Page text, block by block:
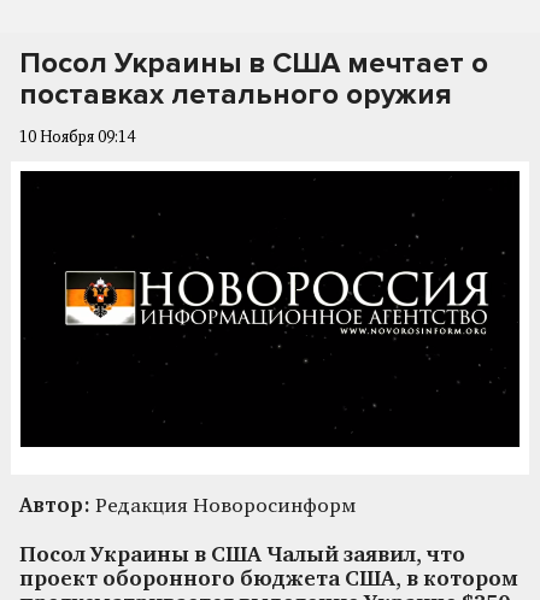
Посол Украины в США мечтает о
поставках летального оружия
10 Ноября 09:14
Автор: Редакция Новоросинформ
Посол Украины в США Чалый заявил, что
проект оборонного бюджета США, в котором